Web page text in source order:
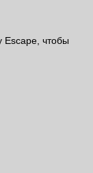
Escape, чтобы